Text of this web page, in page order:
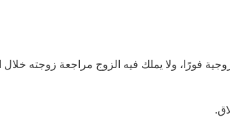
فورًا، ولا يملك فيه الزوج مراجعة زوجته خلال